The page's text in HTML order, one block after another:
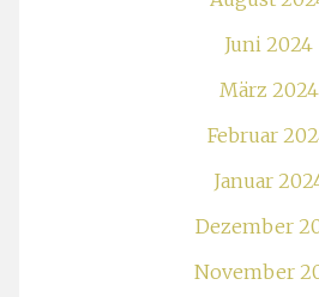
Juni 2024
März 2024
Februar
Januar
Dezember
November